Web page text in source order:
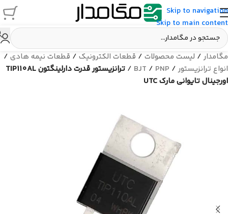
Skip to navigation
Skip to main content
مگامدار/ لیست محصولات / قطعات الکترونیک / قطعات نیمه هادی /
انواع ترانزیستور/
BJT / PNP
/
ترانزیستور قدرت دارلینگتون TIP110AL
اورجینال تایوانی مارک UTC